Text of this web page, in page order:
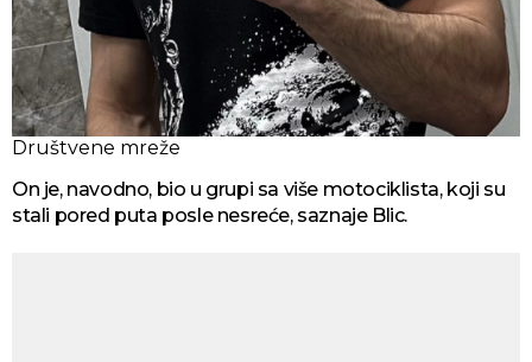
Društvene mreže
On je, navodno, bio u grupi sa više motociklista, koji su
stali pored puta posle nesreće, saznaje Blic.